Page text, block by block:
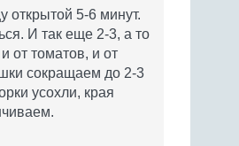
5-6 минут.
И так еще 2-3, а то
от томатов, и от
сокращаем до 2-3
усохли, края